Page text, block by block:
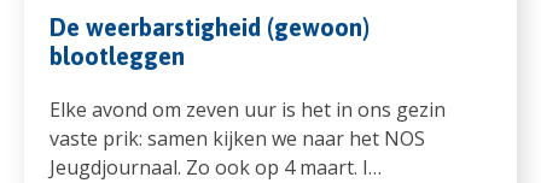
De weerbarstigheid (gewoon)
blootleggen
Elke avond om zeven uur is het in ons gezin
vaste prik: samen kijken we naar het NOS
Jeugdjournaal. Zo ook op 4 maart. I…